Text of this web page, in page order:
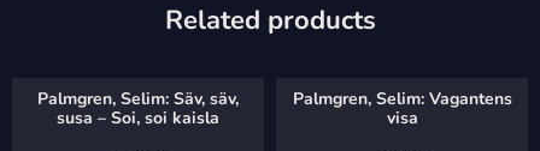
Related products
Palmgren, Selim: Säv, säv,
susa – Soi, soi kaisla
Palmgren, Selim: Vagantens
visa